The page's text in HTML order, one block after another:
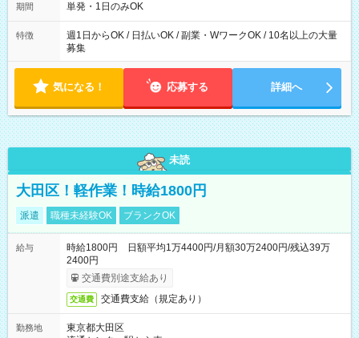
期間 単発・1日のみOK
特徴
週1日からOK / 日払いOK / 副業・WワークOK / 10名以上の大量
募集
気になる！ 応募する 詳細へ
未読
大田区！軽作業！時給1800円
派遣 職種未経験OK ブランクOK
給与
時給1800円 日額平均1万4400円/月額30万2400円/残込39万
2400円
交通費別途支給あり
交通費 交通費支給（規定あり）
勤務地
東京都大田区